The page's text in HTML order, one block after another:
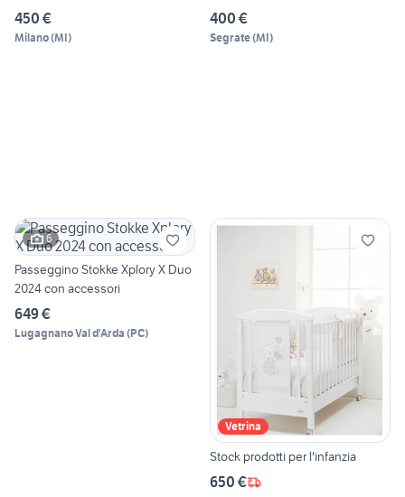
450 €
Milano(MI)
400 €
Segrate(MI)
6
Passeggino Stokke Xplory X Duo
2024 con accessori
649 €
Lugagnano Val d'Arda (PC)
Vetrina
Stock prodotti per l'infanzia
650 €